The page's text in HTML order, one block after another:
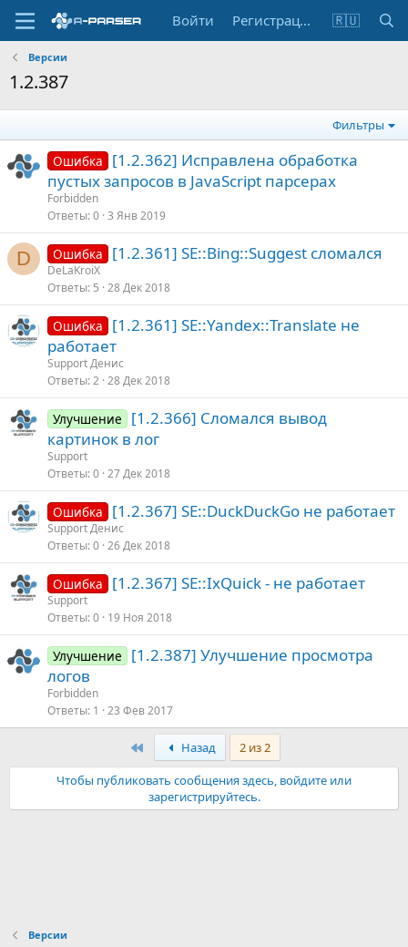
Войти Регистрация 🇷🇺
Версии
1.2.387
Фильтры
Ошибка
[1.2.362] Исправлена обработка
пустых запросов в JavaScript парсерах
Forbidden
Ответы 0 3 Янв 2019
D Ошибка [1.2.361] SE::Bing::Suggest сломался
DeLaKroiX
Ответы 5 28 Дек 2018
Ошибка
[1.2.361] SE::Yandex::Translate не
работает
Support Денис
Ответы 2 28 Дек 2018
Улучшение
[1.2.366] Сломался вывод
картинок в лог
Support
Ответы 0 27 Дек 2018
Ошибка [1.2.367] SE::DuckDuckGo не работает
Support Денис
Ответы 0 26 Дек 2018
Ошибка [1.2.367] SE::IxQuick - не работает
Support
Ответы 0 19 Ноя 2018
Улучшение
[1.2.387] Улучшение просмотра
логов
Forbidden
Ответы 1 23 Фев 2017
ПервыйНазад
2 из 2
Чтобы публиковать сообщения здесь, войдите или
зарегистрируйтесь.
Версии